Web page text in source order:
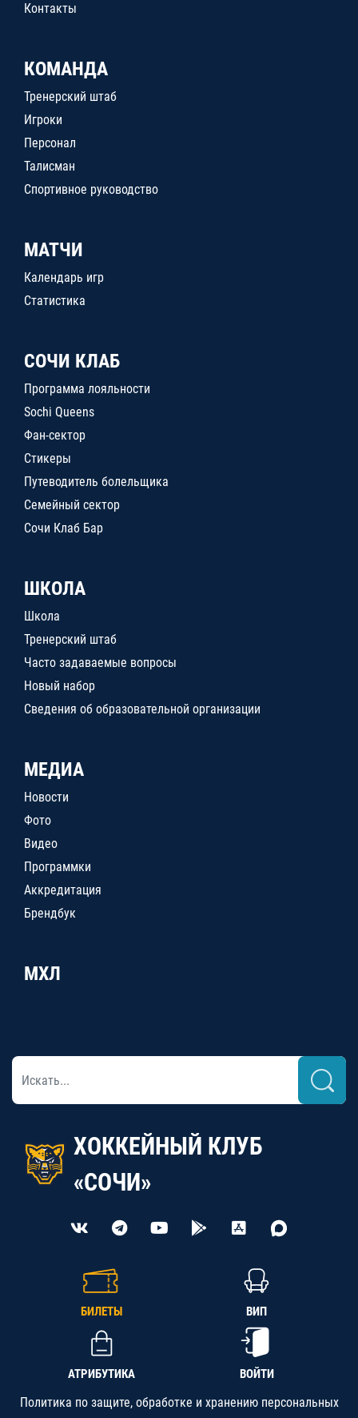
Контакты
КОМАНДА
Тренерский штаб
Игроки
Персонал
Талисман
Спортивное руководство
МАТЧИ
Календарь игр
Статистика
СОЧИ КЛАБ
Программа лояльности
Sochi Queens
Фан-сектор
Стикеры
Путеводитель болельщика
Семейный сектор
Сочи Клаб Бар
ШКОЛА
Школа
Тренерский штаб
Часто задаваемые вопросы
Новый набор
Сведения об образовательной организации
МЕДИА
Новости
Фото
Видео
Программки
Аккредитация
Брендбук
МХЛ
ХОККЕЙНЫЙ КЛУБ
«СОЧИ»
БИЛЕТЫ ВИП
АТРИБУТИКА ВОЙТИ
Политика по защите, обработке и хранению персональных